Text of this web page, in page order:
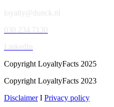
loyalty@dunck.nl
030 234 7130
LinkedIn
Copyright LoyaltyFacts 2025
Copyright LoyaltyFacts 2023
DisclaimerI Privacy policy